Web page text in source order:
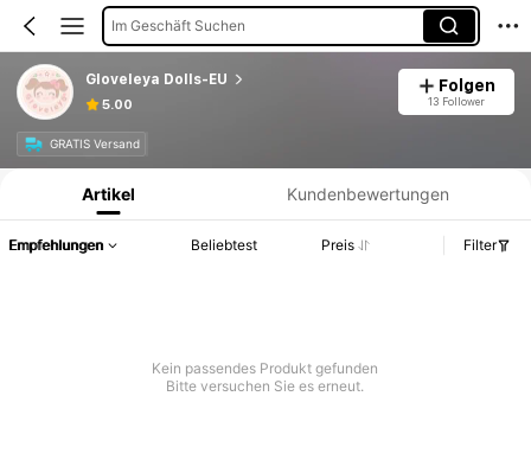
Im Geschäft Suchen
Gloveleya Dolls-EU
5.00
Folgen
13 Follower
GRATIS Versand
Produktinformation: Preisangabe, Verkaufs- und Lagerbestandsdetails.
Artikel Kundenbewertungen
Empfehlungen Beliebtest Preis Filter
Kein passendes Produkt gefunden
Bitte versuchen Sie es erneut.